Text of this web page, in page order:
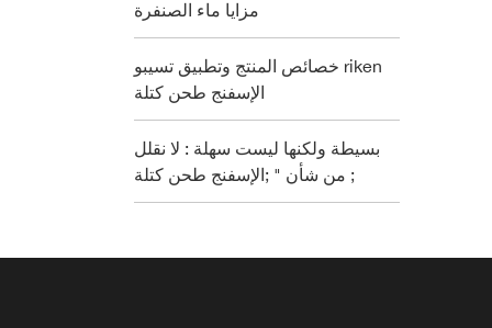
مزايا ماء الصنفرة
خصائص المنتج وتطبيق تسيبو riken
الإسفنج طحن كتلة
بسيطة ولكنها ليست سهلة : لا نقلل
من شأن " ;الإسفنج طحن كتلة ;